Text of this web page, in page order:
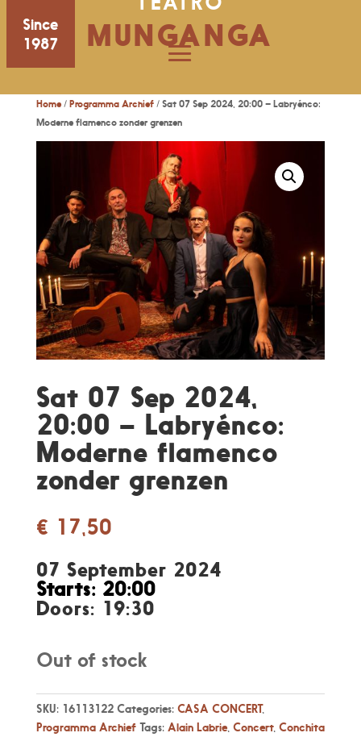
Since
1987
MUNGANGA
Home/ Programma Archief/ Sat 07 Sep 2024, 20:00 – Labryénco:
Moderne flamenco zonder grenzen
Sat 07 Sep 2024,
20:00 – Labryénco:
Moderne flamenco
zonder grenzen
€ 17,50
07 September 2024
Starts: 20:00
Doors: 19:30
Out of stock
SKU: 16113122 Categories: CASA CONCERT,
Programma Archief Tags: Alain Labrie, Concert, Conchita